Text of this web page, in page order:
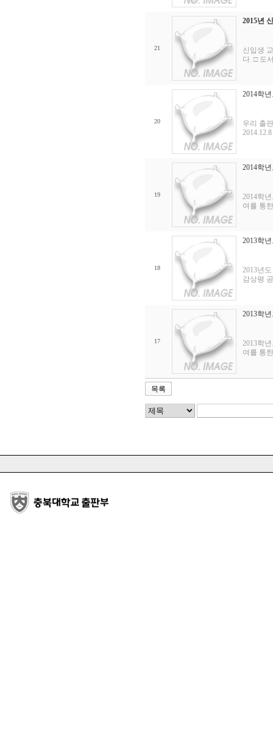
21
2015년
신입생
다. □ 도
20
2014학
우리 출
19
2014학
2014학
여를 통
18
2013학
2013년
감상평
17
2013학
2013학
여를 통
목록